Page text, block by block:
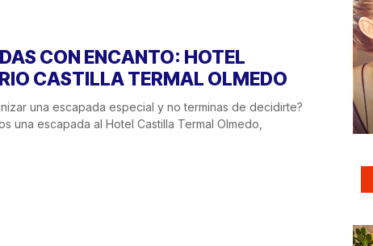
CON ENCANTO: HOTEL
CASTILLA TERMAL OLMEDO
una escapada especial y no terminas de decidirte?
una escapada al Hotel Castilla Termal Olmedo,